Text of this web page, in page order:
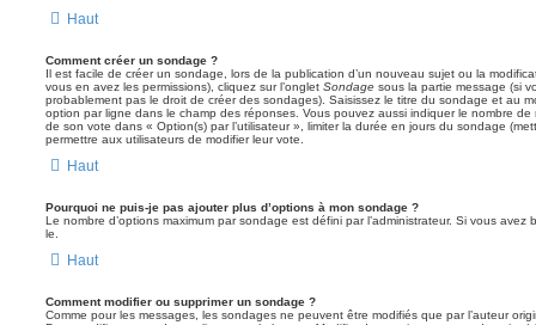
Haut
Comment créer un sondage ?
Il est facile de créer un sondage, lors de la publication d’un nouveau sujet ou la
vous en avez les permissions), cliquez sur l’onglet Sondage sous la partie message (si
probablement pas le droit de créer des sondages). Saisissez le titre du sondage et au
option par ligne dans le champ des réponses. Vous pouvez aussi indiquer le nombre de
de son vote dans « Option(s) par l’utilisateur », limiter la durée en jours du sondage
permettre aux utilisateurs de modifier leur vote.
Haut
Pourquoi ne puis-je pas ajouter plus d’options à mon sondage ?
Le nombre d’options maximum par sondage est défini par l’administrateur. Si vous avez
le.
Haut
Comment modifier ou supprimer un sondage ?
Comme pour les messages, les sondages ne peuvent être modifiés que par l’auteur